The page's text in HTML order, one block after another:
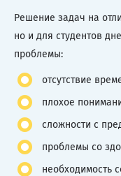
Решение задач на
но и для студентов
проблемы:
отсутствие
плохое
сложности с
проблемы со
необходимость